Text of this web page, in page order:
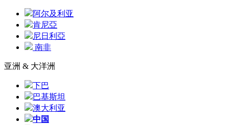
阿尔及利亚
肯尼亞
尼日利亞
南非
亚洲 & 大洋洲
下巴
巴基斯坦
澳大利亚
中国